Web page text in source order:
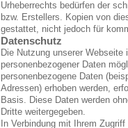
Urheberrechts bedürfen der
bzw. Erstellers. Kopien von
gestattet, nicht jedoch für
Datenschutz
Die Nutzung unserer Webseite
personenbezogener Daten
personenbezogene Daten
Adressen) erhoben werden,
Basis. Diese Daten werden
Dritte weitergegeben.
In Verbindung mit Ihrem